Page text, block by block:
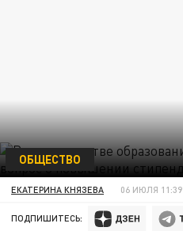
ОБЩЕСТВО
ЕКАТЕРИНА КНЯЗЕВА 06 ИЮЛЯ 11:39
ПОДПИШИТЕСЬ: